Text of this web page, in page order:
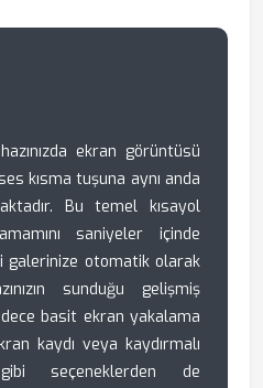
ekran görüntüsü
kısma tuşuna aynı anda
Bu temel kısayol
saniyeler içinde
galerinize otomatik olarak
sunduğu gelişmiş
basit ekran yakalama
kaydı veya kaydırmalı
seçeneklerden de